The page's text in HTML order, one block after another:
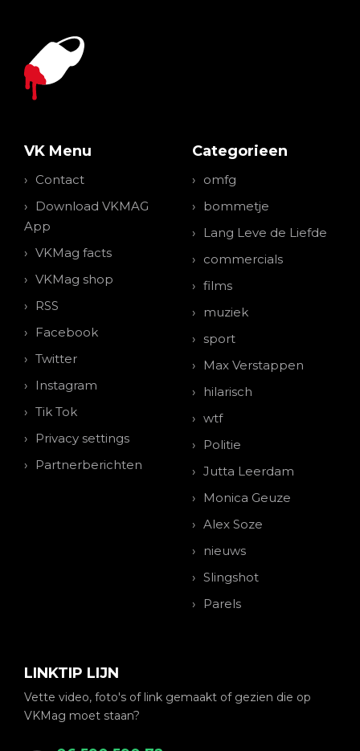
VK Menu
Contact
Download VKMAG
App
VKMag facts
VKMag shop
RSS
Facebook
Twitter
Instagram
Tik Tok
Privacy settings
Partnerberichten
Categorieen
omfg
bommetje
Lang Leve de Liefde
commercials
films
muziek
sport
Max Verstappen
hilarisch
wtf
Politie
Jutta Leerdam
Monica Geuze
Alex Soze
nieuws
Slingshot
Parels
LINKTIP LIJN
Vette video, foto's of link gemaakt of gezien die op
VKMag moet staan?